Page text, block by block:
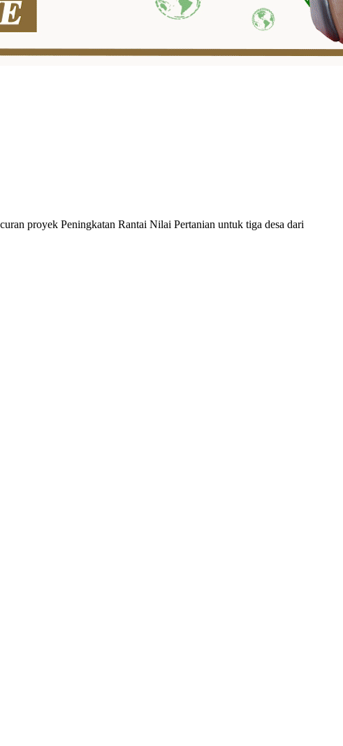
proyek Peningkatan Rantai Nilai Pertanian untuk tiga desa dari